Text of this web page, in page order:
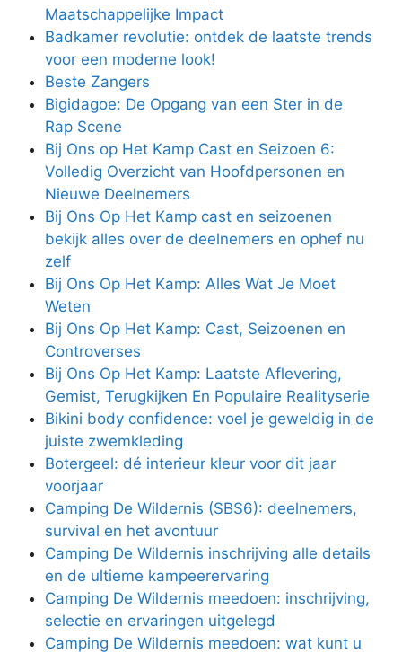
Maatschappelijke Impact
Badkamer revolutie: ontdek de laatste trends
voor een moderne look!
Beste Zangers
Bigidagoe: De Opgang van een Ster in de
Rap Scene
Bij Ons op Het Kamp Cast en Seizoen 6:
Volledig Overzicht van Hoofdpersonen en
Nieuwe Deelnemers
Bij Ons Op Het Kamp cast en seizoenen
bekijk alles over de deelnemers en ophef nu
zelf
Bij Ons Op Het Kamp: Alles Wat Je Moet
Weten
Bij Ons Op Het Kamp: Cast, Seizoenen en
Controverses
Bij Ons Op Het Kamp: Laatste Aflevering,
Gemist, Terugkijken En Populaire Realityserie
Bikini body confidence: voel je geweldig in de
juiste zwemkleding
Botergeel: dé interieur kleur voor dit jaar
voorjaar
Camping De Wildernis (SBS6): deelnemers,
survival en het avontuur
Camping De Wildernis inschrijving alle details
en de ultieme kampeerervaring
Camping De Wildernis meedoen: inschrijving,
selectie en ervaringen uitgelegd
Camping De Wildernis meedoen: wat kunt u